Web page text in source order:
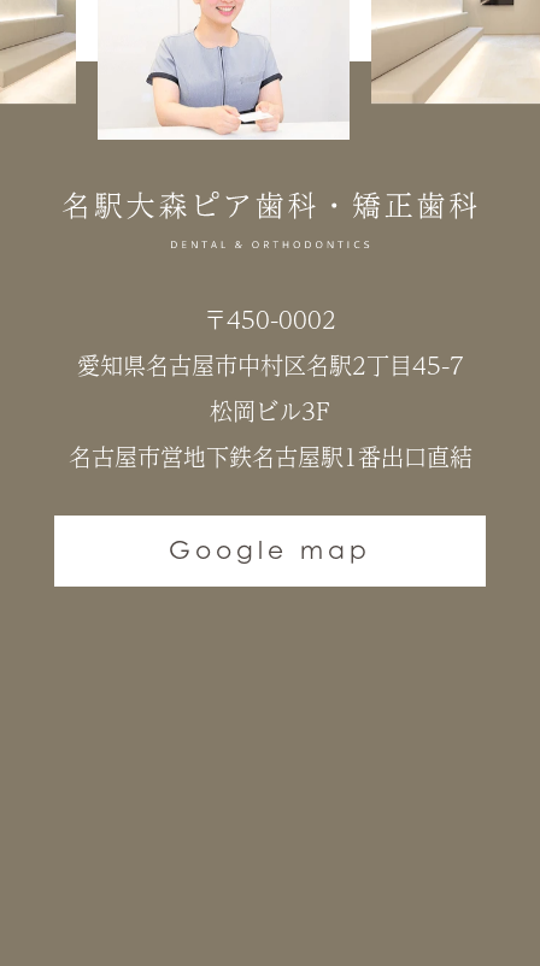
〒450-0002
愛知県名古屋市中村区名駅2丁目45-7
松岡ビル3F
名古屋市営地下鉄名古屋駅1番出口直結
Google map